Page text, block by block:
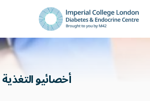
أخصائيو التغذية